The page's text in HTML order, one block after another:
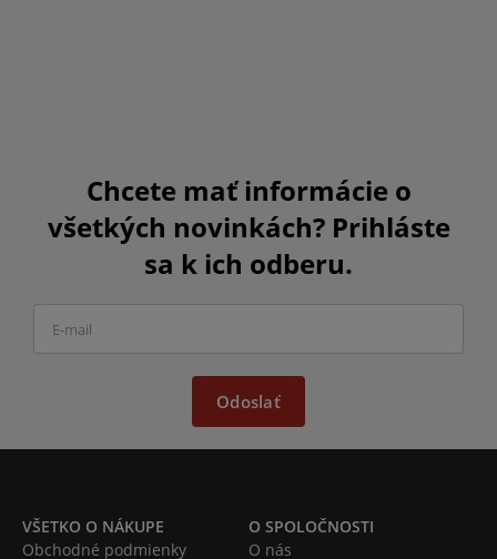
Chcete mať informácie o
všetkých novinkách? Prihláste
sa k ich odberu.
Odoslať
VŠETKO O NÁKUPE
Obchodné podmienky
O SPOLOČNOSTI
O nás